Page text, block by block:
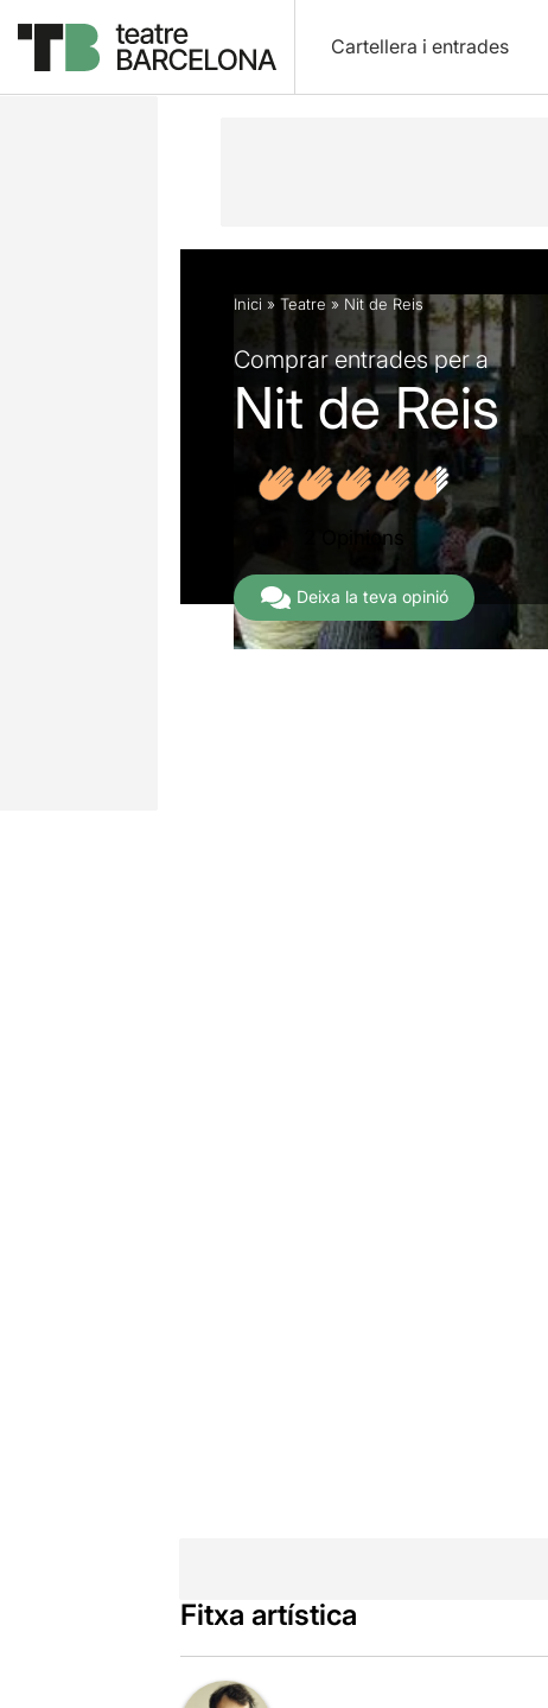
Cartellera i entrades
Descripció Fitxa artística Opinions
Inici » Teatre » Nit de Reis
Comprar entrades per a
Nit de Reis
2 Opinions
Deixa la teva opinió
Fitxa artística